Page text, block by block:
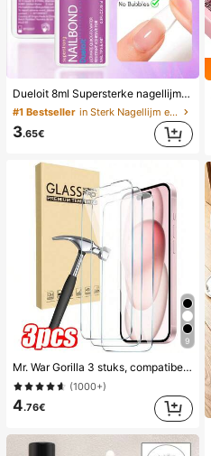
Dueloit 8ml Supersterke nagellijm met kwast, geschikt voor acryl nagels, nageltips en opklikbare kunstnagels, kan gebroken nagels repareren, acryl nagellijm/nagellijm/nagelgel, duurzaam
#1 Bestseller in Sterk Nagellijm en lijm
3.65€
9
Mr. War Gorilla 3 stuks, compatibel met 17e/17 Pro Max/17 Air/16 Pro Max/16E/16 Plus/15 Pro Max/14/13/12/11 Pro Max/X/XR/XS Max en andere series, anti-vingerafdruk, 9H hardheid, schokbestendig en anti-val, perfecte pasvorm, compatibel met telefoonhoesjes, hoge transparantie, hoge definitie, volledige bescherming van uw telefoon, beststeller
(1000+)
4.76€